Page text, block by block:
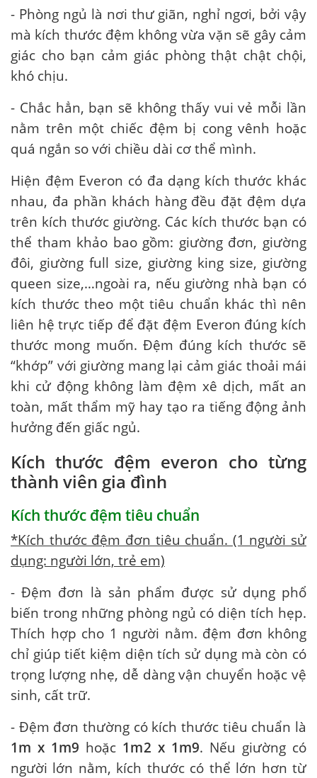
- Phòng ngủ là nơi thư giãn, nghỉ ngơi, bởi vậy
mà kích thước đệm không vừa vặn sẽ gây cảm
giác cho bạn cảm giác phòng thật chật chội,
khó chịu.
- Chắc hẳn, bạn sẽ không thấy vui vẻ mỗi lần
nằm trên một chiếc đệm bị cong vênh hoặc
quá ngắn so với chiều dài cơ thể mình.
Hiện đệm Everon có đa dạng kích thước khác
nhau, đa phần khách hàng đều đặt đệm dựa
trên kích thước giường. Các kích thước bạn có
thể tham khảo bao gồm: giường đơn, giường
đôi, giường full size, giường king size, giường
queen size,…ngoài ra, nếu giường nhà bạn có
kích thước theo một tiêu chuẩn khác thì nên
liên hệ trực tiếp để đặt đệm Everon đúng kích
thước mong muốn. Đệm đúng kích thước sẽ
“khớp” với giường mang lại cảm giác thoải mái
khi cử động không làm đệm xê dịch, mất an
toàn, mất thẩm mỹ hay tạo ra tiếng động ảnh
hưởng đến giấc ngủ.
Kích thước đệm everon cho từng
thành viên gia đình
Kích thước đệm tiêu chuẩn
*Kích thước đệm đơn tiêu chuẩn. (1 người sử
dụng: người lớn, trẻ em)
- Đệm đơn là sản phẩm được sử dụng phổ
biến trong những phòng ngủ có diện tích hẹp.
Thích hợp cho 1 người nằm. đệm đơn không
chỉ giúp tiết kiệm diện tích sử dụng mà còn có
trọng lượng nhẹ, dễ dàng vận chuyển hoặc vệ
sinh, cất trữ.
- Đệm đơn thường có kích thước tiêu chuẩn là
1m x 1m9 hoặc 1m2 x 1m9. Nếu giường có
người lớn nằm, kích thước có thể lớn hơn từ